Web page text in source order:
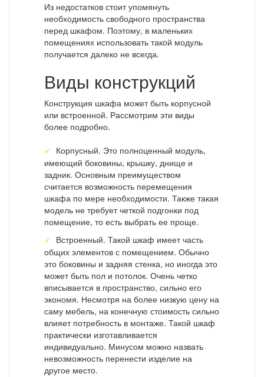
Из недостатков стоит упомянуть
необходимость свободного пространства
перед шкафом. Поэтому, в маленьких
помещениях использовать такой модуль
получается далеко не всегда.
Виды конструкций
Конструкция шкафа может быть корпусной
или встроенной. Рассмотрим эти виды
более подробно.
Корпусный. Это полноценный модуль,
имеющий боковины, крышку, днище и
задник. Основным преимуществом
считается возможность перемещения
шкафа по мере необходимости. Также такая
модель не требует четкой подгонки под
помещение, то есть выбрать ее проще.
Встроенный. Такой шкаф имеет часть
общих элементов с помещением. Обычно
это боковины и задняя стенка, но иногда это
может быть пол и потолок. Очень четко
вписывается в пространство, сильно его
экономя. Несмотря на более низкую цену на
саму мебель, на конечную стоимость сильно
влияет потребность в монтаже. Такой шкаф
практически изготавливается
индивидуально. Минусом можно назвать
невозможность перенести изделие на
другое место.